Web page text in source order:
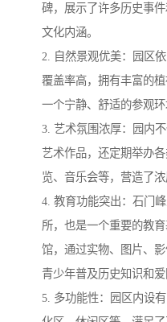
碑，展示了许多历史事
文化内涵。
2. 自然景观优美：园区
覆盖率高，拥有丰富的
一个宁静、舒适的参观环
3. 艺术氛围浓厚：园内
艺术作品，还定期举办
览、音乐会等，营造了浓
4. 教育功能突出：石门
所，也是一个重要的教
馆，通过实物、图片、
青少年普及历史知识和爱
5. 多功能性：园区内设